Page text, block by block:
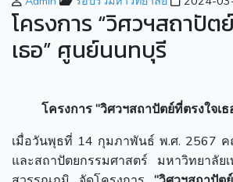
โครงการ “วิศวฯสถาปัต
เธอ” ศูนย์นนทบุรี
โครงการ “วิศวฯสถาปัตย์ที่ตรงใจเ
เมื่อวันพุธที่ 14 กุมภาพันธ์ พ.ศ. 2567
และสถาปัตยกรรมศาสตร์ มหาวิทยาลัย